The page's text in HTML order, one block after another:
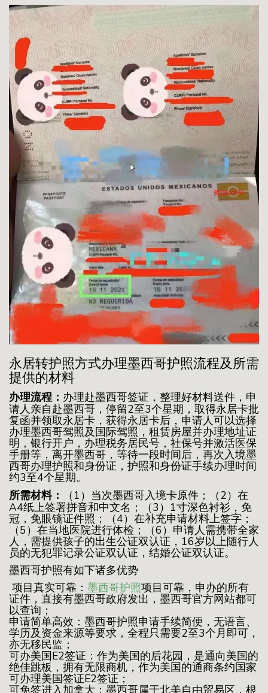
永居转护照方式办理墨西哥护照流程及所需
提供的材料
办理流程： 办理赴墨西哥签证，整理好材料送件，申
请人亲自赴墨西哥，停留2至3个星期，取得永居卡批
复函并领取永居卡，获得永居卡后，申请人可以选择
办理墨西哥驾照及国际驾照，租赁房屋并办理地址证
明，银行开户，办理税务居民号，社保号并激活医保
手册等，离开墨西哥，等待一段时间后，再次入境墨
西哥办理护照和身份证，护照和身份证手续办理时间
约3至4个星期。
所需材料：
（1）当次墨西哥入境卡原件；（2）在
A4纸上签署拼音和中文名；（3）1寸深色衬衫，免
冠，免眼镜证件照；（4）在补充申请材料上签字；
（5）在当地医院进行体检；（6）申请人需携带全家
人，需提供孩子的出生公证双认证，16岁以上随行人
员的无犯罪记录公证双认证，结婚公证双认证。
墨西哥护照有如下诸多优势
项目真实可靠： 墨西哥护照项目可靠，申办的所有
证件，直接有墨西哥政府发出，墨西哥官方网站都可
以查询；
申请简单高效：墨西哥护照申请手续简便，无语言、
学历及资金来源等要求，全程只需要2至3个月即可，
亦无移民监；
可办美国E2签证：作为美国的后花园，是通向美国的
绝佳跳板，拥有无限商机，作为美国的通商条约国家
可办理美国签证E2签证；
可免签进入加拿大：墨西哥属于北美自由贸易区，根